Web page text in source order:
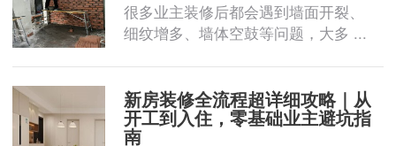
很多业主装修后都会遇到墙面开裂、
细纹增多、墙体空鼓等问题，大多 ...
新房装修全流程超详细攻略｜从
开工到入住，零基础业主避坑指
南